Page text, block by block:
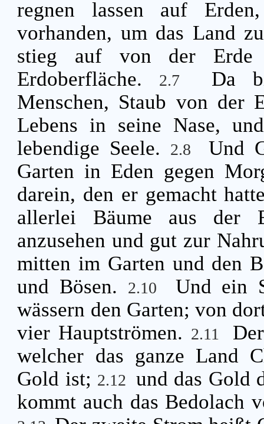
regnen lassen auf
vorhanden, um das Land
stieg auf von der Erde
Erdoberfläche.
2.7
Da
Menschen, Staub von der
Lebens in seine Nase,
lebendige Seele.
2.8
Und
Garten in Eden gegen
darein, den er gemacht
allerlei Bäume aus der
anzusehen und gut zur
mitten im Garten und den
und Bösen.
2.10
Und ein
wässern den Garten; von
vier Hauptströmen. 2.11
welcher das ganze Land
Gold ist; 2.12 und das Gold
kommt auch das Bedolach